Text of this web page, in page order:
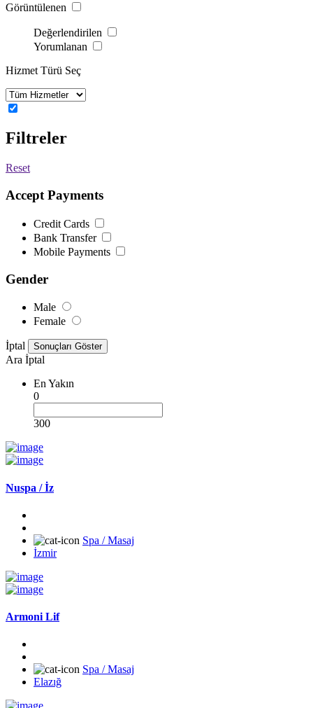
Görüntülenen
Değerlendirilen
Yorumlanan
Hizmet Türü Seç
Filtreler
Reset
Accept Payments
Credit Cards
Bank Transfer
Mobile Payments
Gender
Male
Female
İptal
Ara İptal
En Yakın
0
300
Nuspa / İz
Spa / Masaj
İzmir
Armoni Lif
Spa / Masaj
Elazığ